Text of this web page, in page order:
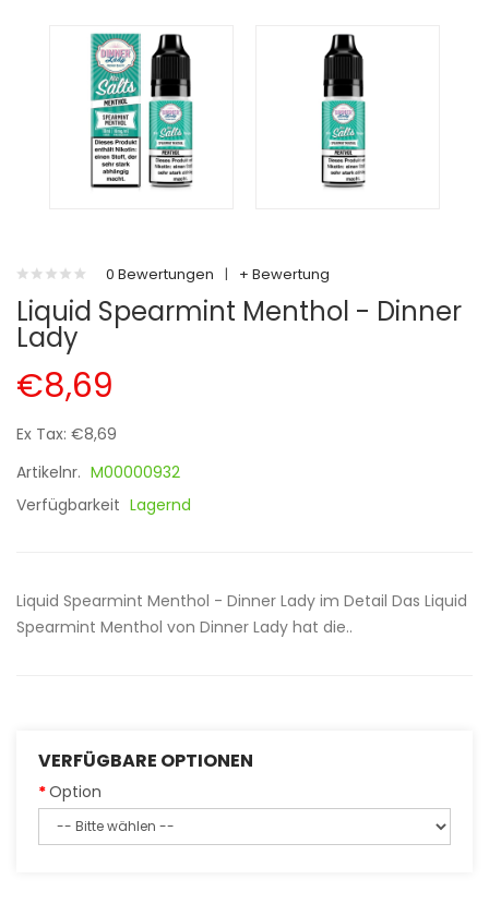
0 Bewertungen | + Bewertung
Liquid Spearmint Menthol - Dinner
Lady
€8,69
Ex Tax: €8,69
Artikelnr. M00000932
Verfügbarkeit Lagernd
Liquid Spearmint Menthol - Dinner Lady im Detail Das Liquid
Spearmint Menthol von Dinner Lady hat die..
VERFÜGBARE OPTIONEN
Option